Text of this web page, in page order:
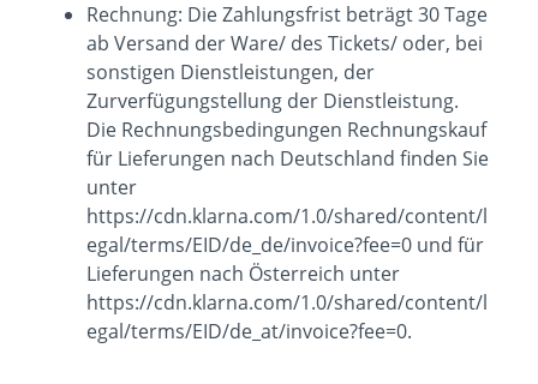
Rechnung: Die Zahlungsfrist beträgt 30 Tage
ab Versand der Ware/ des Tickets/ oder, bei
sonstigen Dienstleistungen, der
Zurverfügungstellung der Dienstleistung.
Die Rechnungsbedingungen Rechnungskauf
für Lieferungen nach Deutschland finden Sie
unter
https://cdn.klarna.com/1.0/shared/content/l
egal/terms/EID/de_de/invoice?fee=0 und für
Lieferungen nach Österreich unter
https://cdn.klarna.com/1.0/shared/content/l
egal/terms/EID/de_at/invoice?fee=0.